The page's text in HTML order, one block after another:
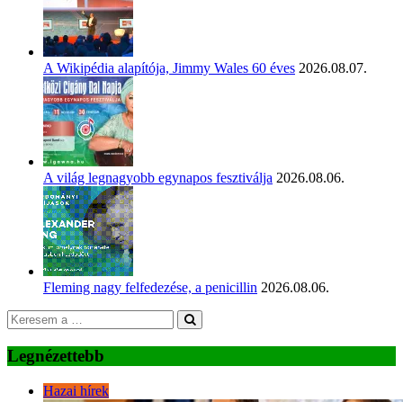
A Wikipédia alapítója, Jimmy Wales 60 éves 2026.08.07.
A világ legnagyobb egynapos fesztiválja 2026.08.06.
Fleming nagy felfedezése, a penicillin 2026.08.06.
Legnézettebb
Hazai hírek